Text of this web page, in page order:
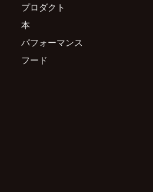
プロダクト
本
パフォーマンス
フード